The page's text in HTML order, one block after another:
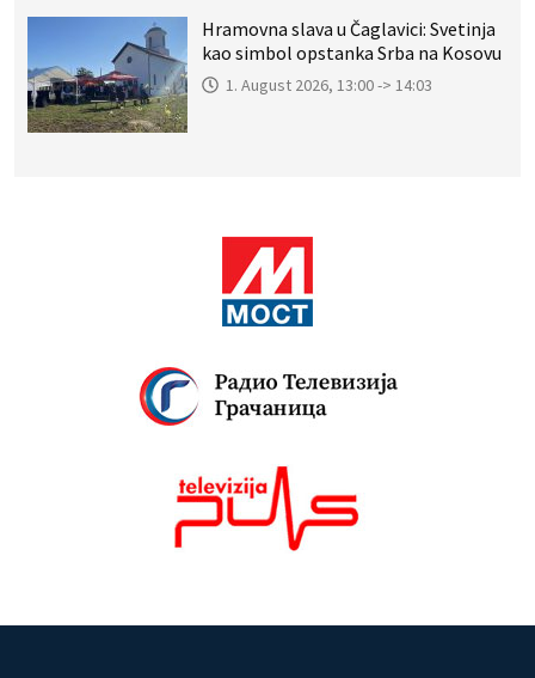
Hramovna slava u Čaglavici: Svetinja
kao simbol opstanka Srba na Kosovu
1. August 2026, 13:00 -> 14:03